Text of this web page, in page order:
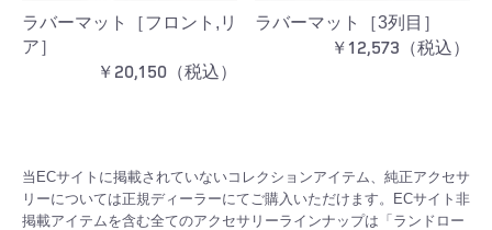
ラバーマット［フロント,リ
ア］
￥20,150（税込）
ラバーマット［3列目］
￥12,573（税込）
当ECサイトに掲載されていないコレクションアイテム、純正アクセサ
リーについては正規ディーラーにてご購入いただけます。ECサイト非
掲載アイテムを含む全てのアクセサリーラインナップは「ランドロー